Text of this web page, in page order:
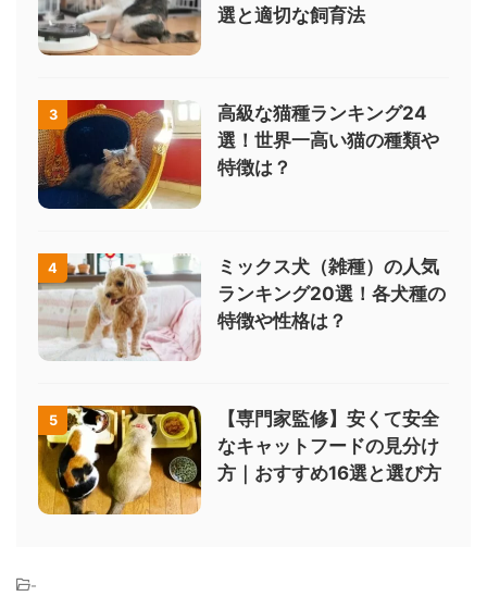
選と適切な飼育法
3
高級な猫種ランキング24
選！世界一高い猫の種類や
特徴は？
4
ミックス犬（雑種）の人気
ランキング20選！各犬種の
特徴や性格は？
5
【専門家監修】安くて安全
なキャットフードの見分け
方｜おすすめ16選と選び方
-